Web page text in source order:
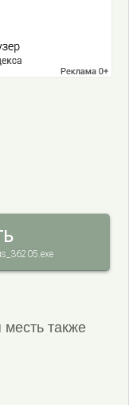
также